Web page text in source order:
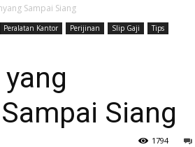
Sampai Siang
Peralatan Kantor Perijinan Slip Gaji
Tips
Siang
1794